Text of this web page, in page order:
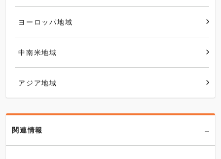
ヨーロッパ地域
中南米地域
アジア地域
関連情報